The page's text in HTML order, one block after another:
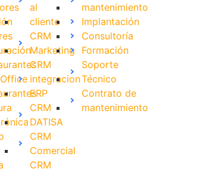
al
cliente
CRM
Marketing
CRM
integracion
ERP
CRM
DATISA
CRM
Comercial
CRM
mantenimiento
Implantación
Consultoría
Formación
Soporte
Técnico
Contrato de
mantenimiento